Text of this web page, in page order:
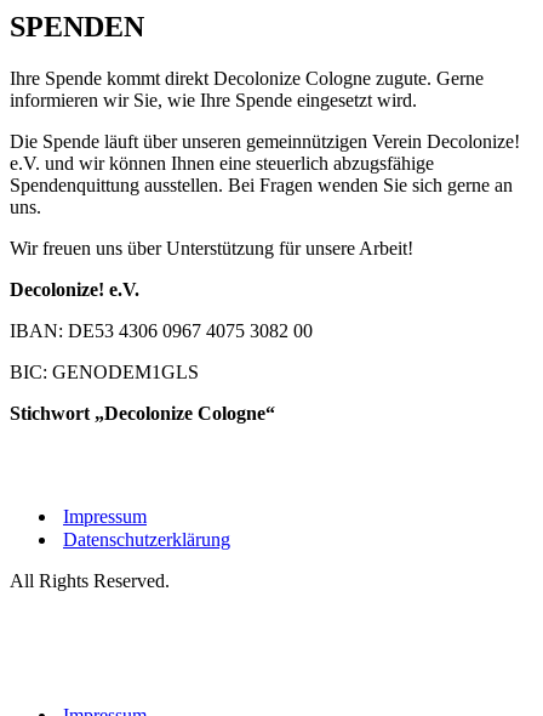
SPENDEN
Ihre Spende kommt direkt Decolonize Cologne zugute. Gerne
informieren wir Sie, wie Ihre Spende eingesetzt wird.
Die Spende läuft über unseren gemeinnützigen Verein Decolonize!
e.V. und wir können Ihnen eine steuerlich abzugsfähige
Spendenquittung ausstellen. Bei Fragen wenden Sie sich gerne an
uns.
Wir freuen uns über Unterstützung für unsere Arbeit!
Decolonize! e.V.
IBAN: DE53 4306 0967 4075 3082 00
BIC: GENODEM1GLS
Stichwort „Decolonize Cologne“
Impressum
Datenschutzerklärung
All Rights Reserved.